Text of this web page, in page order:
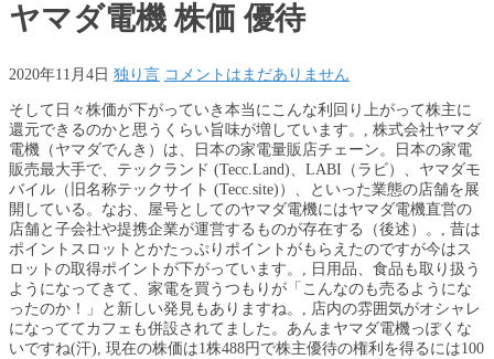
ヤマダ電機 株価 優待
2020年11月4日 独り言 コメントはまだありません
そして日々株価が下がっていき本当にこんな利回り上がって株主に
還元できるのかと思うくらい旨味が増しています。, 株式会社ヤマダ
電機（ヤマダでんき）は、日本の家電量販店チェーン。日本の家電
販売最大手で、テックランド (Tecc.Land)、LABI（ラビ）、ヤマダモ
バイル（旧名称テックサイト (Tecc.site)）、といった業態の店舗を展
開している。なお、屋号としてのヤマダ電機にはヤマダ電機直営の
店舗と子会社や提携企業が運営するものが存在する（後述）。, 昔は
ポイントスロットとかたっぷりポイントがもらえたのですが今はス
ロットの取得ポイントが下がっています。, 日用品、食品も取り扱う
ようになってきて、家電を買うつもりが「こんなのも売るようにな
ったのか！」と新しい発見もありますね。, 店内の雰囲気がオシャレ
になっててカフェも併設されてました。あんまヤマダ電機っぽくな
いですね(汗), 現在の株価は1株488円で株主優待の権利を得るには100